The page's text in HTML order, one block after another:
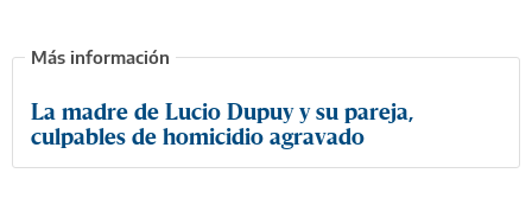
La madre de Lucio Dupuy y su pareja,
culpables de homicidio agravado